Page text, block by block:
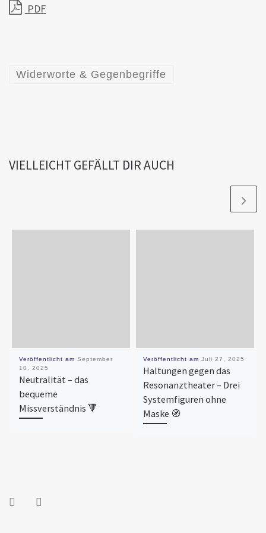
PDF
Widerworte & Gegenbegriffe
VIELLEICHT GEFÄLLT DIR AUCH
Veröffentlicht am September
10, 2025
Neutralität – das
bequeme
Missverständnis 🔻
Veröffentlicht am Juli 27, 2025
Haltungen gegen das
Resonanztheater – Drei
Systemfiguren ohne
Maske 🧭